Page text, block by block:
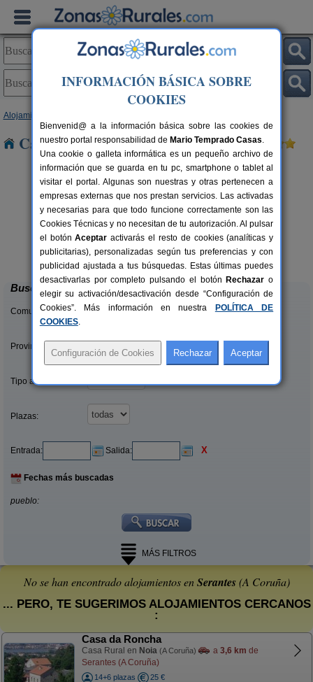
Alojamientos
Casas Rurales cerca de Serantes
25+3 pers.
desde27 €
Casa Rural Pazo da Cruz
Vilarmaior (A Coruña)
Buscar
Comunidades:
Provincias/Islas:
Tipo alquiler:
Plazas:
Entrada: Salida: X
Fechas más buscadas
pueblo:
MÁS FILTROS
No se han encontrado alojamientos enSerantes(A Coruña)
... PERO, TE SUGERIMOS ALOJAMIENTOS CERCANOS
:
Casa da Roncha
Casa Rural en Noia (A Coruña) a 3,6 km de
Serantes (A Coruña)
14+6 plazas
25 €
INFORMACIÓN BÁSICA SOBRE
COOKIES
Bienvenid@ a la información básica sobre las cookies de
nuestro portal responsabilidad de Mario Temprado Casas.
Una cookie o galleta informática es un pequeño archivo de
información que se guarda en tu pc, smartphone o tablet al
visitar el portal. Algunas son nuestras y otras pertenecen a
empresas externas que nos prestan servicios. Las activadas
y necesarias para que todo funcione correctamente son las
Cookies Técnicas y no necesitan de tu autorización. Al pulsar
el botónAceptar activarás el resto de cookies (analíticas y
publicitarias), personalizadas según tus preferencias y con
publicidad ajustada a tus búsquedas. Estas últimas puedes
desactivarlas por completo pulsando el botón Rechazar o
elegir su activación/desactivación desde “Configuración de
Cookies”. Más información en nuestra
POLÍTICA DE
COOKIES.